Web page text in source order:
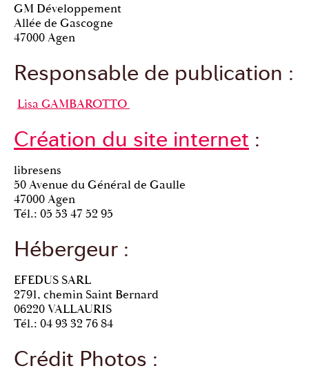
GM Développement
Allée de Gascogne
47000 Agen
Responsable de publication :
Lisa GAMBAROTTO
Création du site internet :
libresens
50 Avenue du Général de Gaulle
47000 Agen
Tél.: 05 53 47 52 95
Hébergeur :
EFEDUS SARL
2791, chemin Saint Bernard
06220 VALLAURIS
Tél.: 04 93 32 76 84
Crédit Photos :